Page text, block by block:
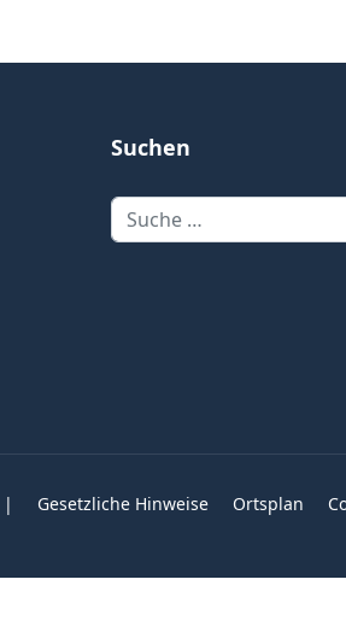
Suchen
Suchen
| Gesetzliche Hinweise Ortsplan